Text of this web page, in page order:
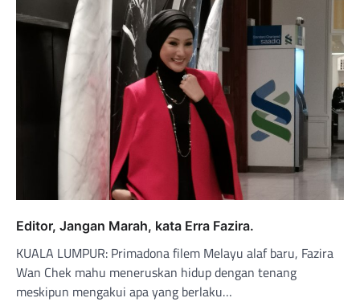
Editor, Jangan Marah, kata Erra Fazira.
KUALA LUMPUR: Primadona filem Melayu alaf baru, Fazira
Wan Chek mahu meneruskan hidup dengan tenang
meskipun mengakui apa yang berlaku…